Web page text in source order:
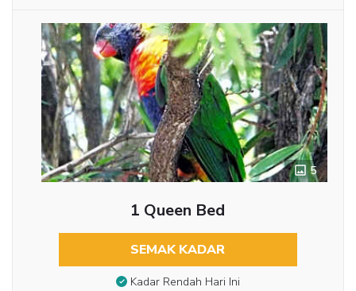
5
1 Queen Bed
SEMAK KADAR
Kadar Rendah Hari Ini